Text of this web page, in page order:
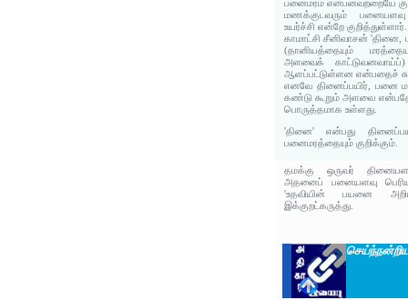
பனைமரம் என்பனவற்றையே
மணக்குடவரும்
உயர்ச்சி என்றே குறித்துள்ளார்.
காமாட்சி சீனிவாசன்
(தானியத்தையும்
அளவைக் காட்டுவனவாய்ப்)
ஆளப்பட்டுள்ளன என்பதைச்
எனவே தினைப்பயிர், பனை
கண்டு கூறும் அளவை
பொருத்தமாக உள்ளது.
'தினை' என்பது
பனைமரத்தையும் குறிக்கும்.
தமக்கு ஒருவர்
அதனைப் பனையளவு
'உதவியின் பயனை
இக்குறட்கருத்து.